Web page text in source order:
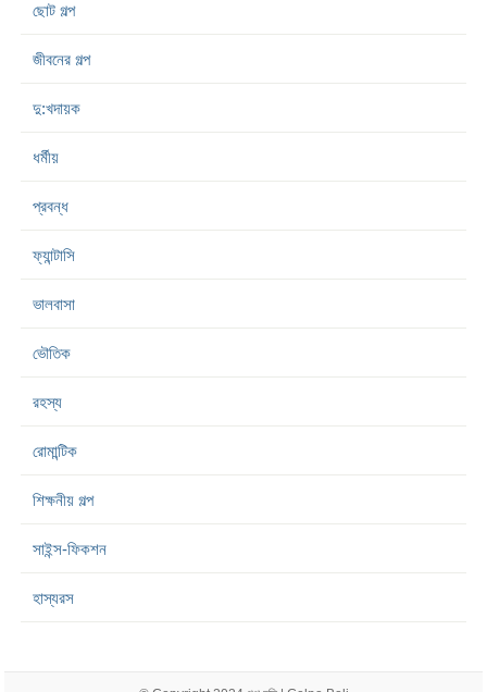
ছোট গল্প
জীবনের গল্প
দু:খদায়ক
ধর্মীয়
প্রবন্ধ
ফ্যান্টাসি
ভালবাসা
ভৌতিক
রহস্য
রোমান্টিক
শিক্ষনীয় গল্প
সাইন্স-ফিকশন
হাস্যরস